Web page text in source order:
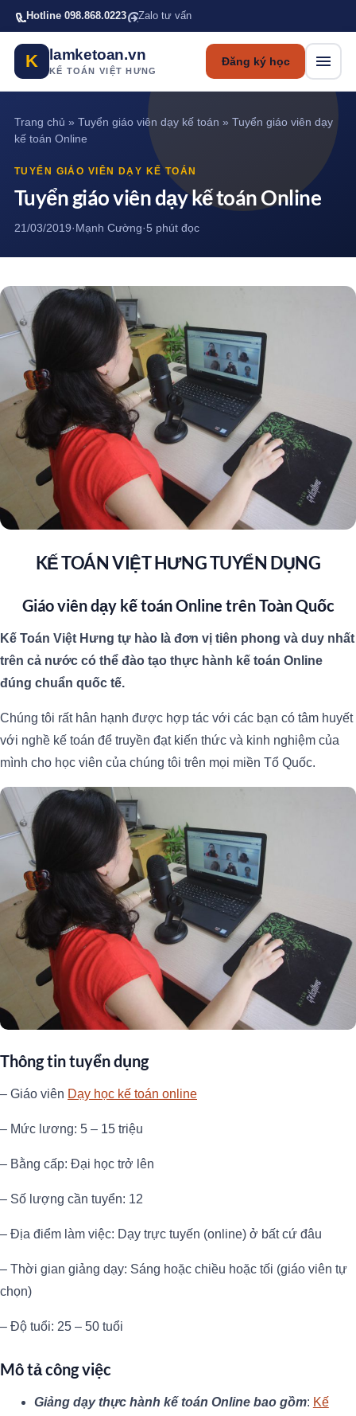
Bỏ qua tới nội dung chính
Hotline 098.868.0223 Zalo tư vấn
K lamketoan.vn
KẾ TOÁN VIỆT HƯNG
Đăng ký học
Trang chủ » Tuyển giáo viên dạy kế toán » Tuyển giáo viên dạy
kế toán Online
TUYỂN GIÁO VIÊN DẠY KẾ TOÁN
Tuyển giáo viên dạy kế toán Online
21/03/2019·Mạnh Cường·5 phút đọc
KẾ TOÁN VIỆT HƯNG TUYỂN DỤNG
Giáo viên dạy kế toán Online trên Toàn Quốc
Kế Toán Việt Hưng tự hào là đơn vị tiên phong và duy nhất
trên cả nước có thể đào tạo thực hành kế toán Online
đúng chuẩn quốc tế.
Chúng tôi rất hân hạnh được hợp tác với các bạn có tâm huyết
với nghề kế toán để truyền đạt kiến thức và kinh nghiệm của
mình cho học viên của chúng tôi trên mọi miền Tổ Quốc.
Thông tin tuyển dụng
– Giáo viên Dạy học kế toán online
– Mức lương: 5 – 15 triệu
– Bằng cấp: Đại học trở lên
– Số lượng cần tuyển: 12
– Địa điểm làm việc: Dạy trực tuyến (online) ở bất cứ đâu
– Thời gian giảng dạy: Sáng hoặc chiều hoặc tối (giáo viên tự
chọn)
– Độ tuổi: 25 – 50 tuổi
Mô tả công việc
Giảng dạy thực hành kế toán Online bao gồm: Kế